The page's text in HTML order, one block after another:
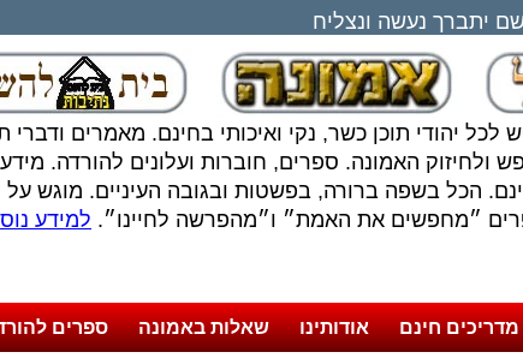
יתברך נעשה ונצליח
לכל יהודי תוכן כשר, נקי ואיכותי בחינם. מאמרים ודברי
ולחיזוק האמונה. ספרים, חוברות ועלונים להורדה. מידע
הכל בשפה ברורה, בפשטות ובגובה העיניים. מוגש על
״מחפשים את האמת״ ו״מהפרשה לחיינו״. למידע
מדריכים חינם אודותינו שאלות באמונה ספרים